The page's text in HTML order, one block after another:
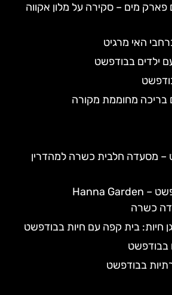
מים – סקירה על מלון אקווה
האי מרגיט
ילדים בבודפשט
בריכה מחוממת מקורה
– מסעדה חלבית כשרה למהדרין
מסעדת חנה בבודפשט – Hanna Garden
בבודפשט
בבודפשט